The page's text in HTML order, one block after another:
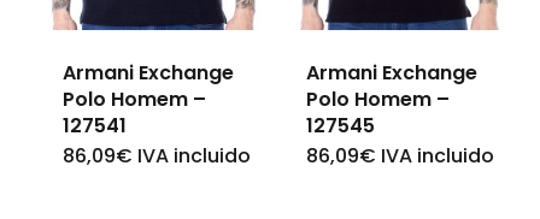
be
chosen
on
the
be
chosen
on
the
Armani Exchange
Polo Homem –
127541
86,09€ IVA incluido
This
Armani Exchange
Polo Homem –
127545
86,09€ IVA incluido
This